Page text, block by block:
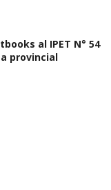
al IPET N° 54
provincial